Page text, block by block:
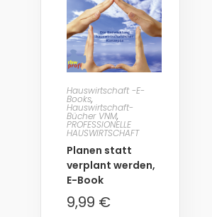
Hauswirtschaft -E-
Books,
Hauswirtschaft-
Bücher VNM,
PROFESSIONELLE
HAUSWIRTSCHAFT
Planen statt
verplant werden,
E-Book
9,99 €